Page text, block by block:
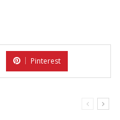
Pinterest